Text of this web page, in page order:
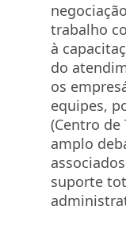
trabalho
à
do
os
equipes,
(Centro
amplo
suporte